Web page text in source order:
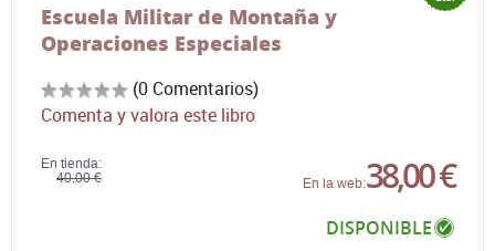
Escuela Militar de Montaña y
Operaciones Especiales
(0 Comentarios)
Comenta y valora este libro
En tienda:
40,00 €
En la web:38,00 €
DISPONIBLE